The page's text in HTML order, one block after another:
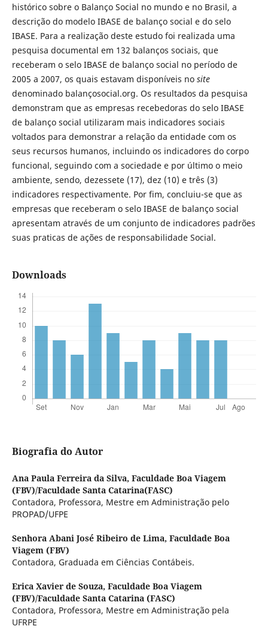
histórico sobre o Balanço Social no mundo e no Brasil, a
descrição do modelo IBASE de balanço social e do selo
IBASE. Para a realização deste estudo foi realizada uma
pesquisa documental em 132 balanços sociais, que
receberam o selo IBASE de balanço social no período de
2005 a 2007, os quais estavam disponíveis no site
denominado balançosocial.org. Os resultados da pesquisa
demonstram que as empresas recebedoras do selo IBASE
de balanço social utilizaram mais indicadores sociais
voltados para demonstrar a relação da entidade com os
seus recursos humanos, incluindo os indicadores do corpo
funcional, seguindo com a sociedade e por último o meio
ambiente, sendo, dezessete (17), dez (10) e três (3)
indicadores respectivamente. Por fim, concluiu-se que as
empresas que receberam o selo IBASE de balanço social
apresentam através de um conjunto de indicadores padrões
suas praticas de ações de responsabilidade Social.
Downloads
Biografia do Autor
Ana Paula Ferreira da Silva, Faculdade Boa Viagem
(FBV)/Faculdade Santa Catarina(FASC)
Contadora, Professora, Mestre em Administração pelo
PROPAD/UFPE
Senhora Abani José Ribeiro de Lima, Faculdade Boa
Viagem (FBV)
Contadora, Graduada em Ciências Contábeis.
Erica Xavier de Souza, Faculdade Boa Viagem
(FBV)/Faculdade Santa Catarina (FASC)
Contadora, Professora, Mestre em Administração pela
UFRPE